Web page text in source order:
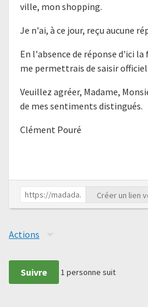
ville, mon shopping.
Je n'ai, à ce jour, reçu aucune
En l'absence de réponse d'ici la
me permettrais de saisir
Veuillez agréer, Madame,
de mes sentiments distingués.
Clément Pouré
Créer un lien
Actions
Suivre 1 personne suit